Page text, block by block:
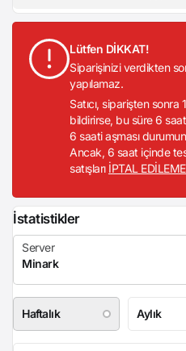
Lütfen DİKKAT!
Siparişinizi verdikten
yapılamaz.
Satıcı, siparişten
bildirirse, bu süre 6
6 saati aşması
Ancak, 6 saat içinde
satışları İPTAL
İstatistikler
Haftalık Aylık